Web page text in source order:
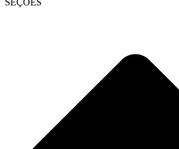
SEÇÕES